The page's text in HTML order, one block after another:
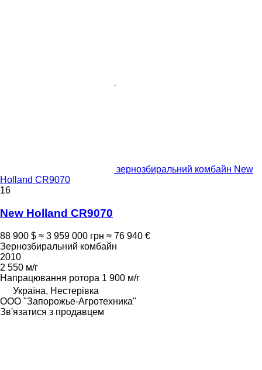
зернозбиральний комбайн New
Holland CR9070
16
New Holland CR9070
88 900 $ ≈ 3 959 000 грн ≈ 76 940 €
Зернозбиральний комбайн
2010
2 550 м/г
Напрацювання ротора 1 900 м/г
Україна, Нестерівка
ООО "Запорожье-Агротехника"
Зв'язатися з продавцем